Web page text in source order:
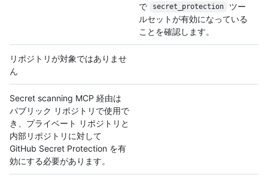
で
secret_protection
ツー
ルセットが有効になっている
ことを確認します。
リポジトリが対象ではありませ
ん
Secret scanning MCP 経由は
パブリック リポジトリで使用で
き、プライベート リポジトリと
内部リポジトリに対して
GitHub Secret Protection を有
効にする必要があります。